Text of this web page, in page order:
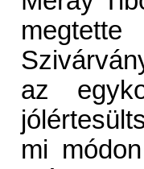
az
mi